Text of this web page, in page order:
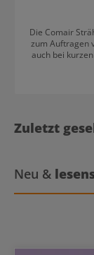
Die Comair
zum Auftragen
auch bei kurzen
Zuletzt
Neu &